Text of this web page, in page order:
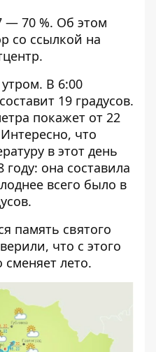
— 70 %. Об этом
со ссылкой на
В 6:00
19 градусов.
покажет от 22
что
в этот день
она составила
всего было в
память святого
что с этого
сменяет лето.